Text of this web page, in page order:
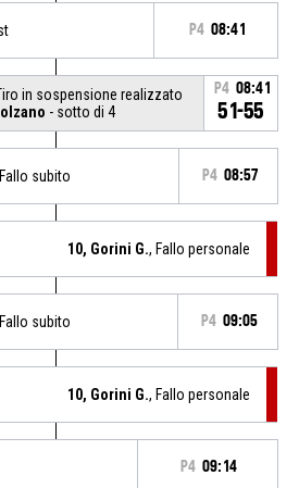
P4 08:41
in sospensione realizzato
- sotto di 4
P4 08:41
51-55
subito P4 08:57
10, Gorini G., Fallo personale
subito P4 09:05
10, Gorini G., Fallo personale
P4 09:14